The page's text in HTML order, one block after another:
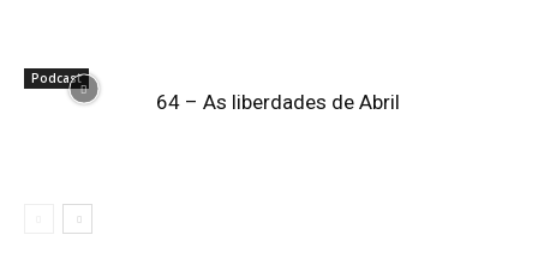
Podcast
64 – As liberdades de Abril